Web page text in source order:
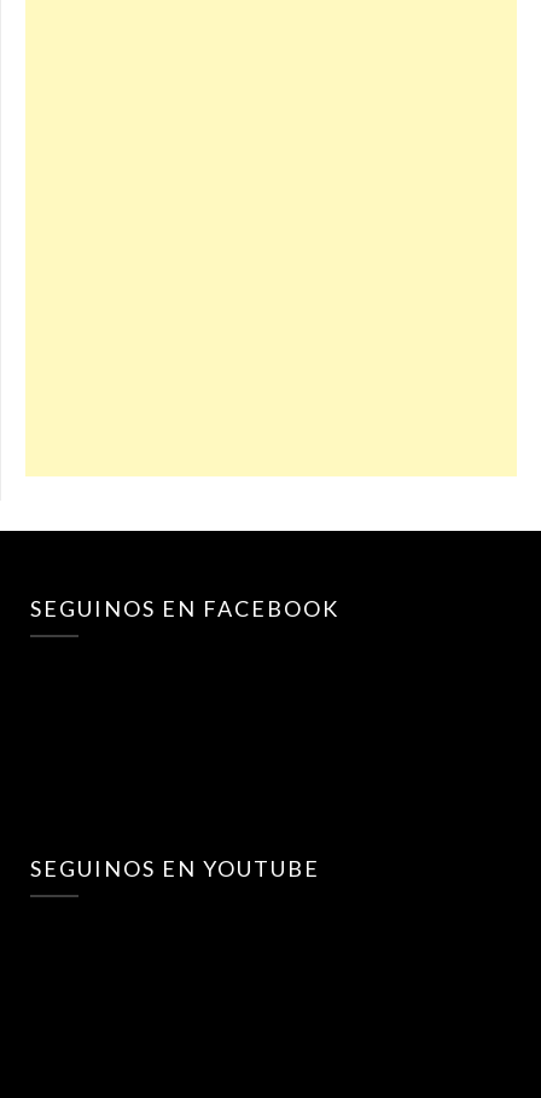
SEGUINOS EN FACEBOOK
SEGUINOS EN YOUTUBE